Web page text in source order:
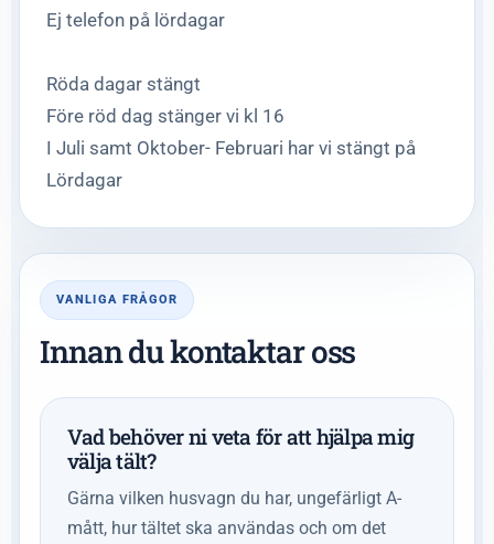
Ej telefon på lördagar
Röda dagar stängt
Före röd dag stänger vi kl 16
I Juli samt Oktober- Februari har vi stängt på
Lördagar
VANLIGA FRÅGOR
Innan du kontaktar oss
Vad behöver ni veta för att hjälpa mig
välja tält?
Gärna vilken husvagn du har, ungefärligt A-
mått, hur tältet ska användas och om det